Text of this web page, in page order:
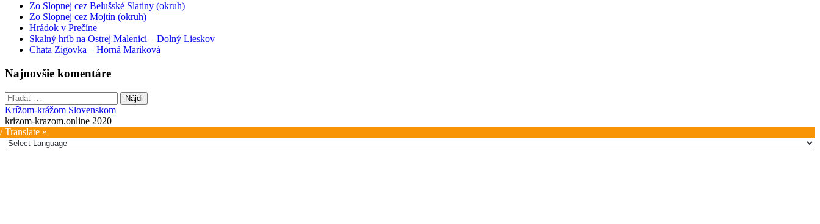
Zo Slopnej cez Belušské Slatiny (okruh)
Zo Slopnej cez Mojtín (okruh)
Hrádok v Prečíne
Skalný hríb na Ostrej Malenici – Dolný Lieskov
Chata Zigovka – Horná Mariková
Najnovšie komentáre
Hľadať:
Krížom-krážom Slovenskom
krizom-krazom.online 2020
Translate »